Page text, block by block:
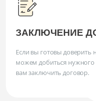
ЗАКЛЮЧЕНИЕ
Если вы готовы
можем добиться нужного
вам заключить договор.